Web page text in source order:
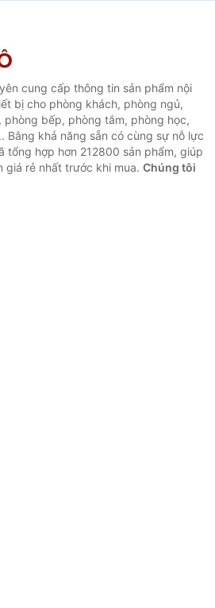
cung cấp thông tin sản phẩm nội
bị cho phòng khách, phòng ngủ,
phòng bếp, phòng tắm, phòng học,
Bằng khả năng sẵn có cùng sự nỗ lực
tổng hợp hơn 212800 sản phẩm, giúp
giá rẻ nhất trước khi mua. Chúng tôi